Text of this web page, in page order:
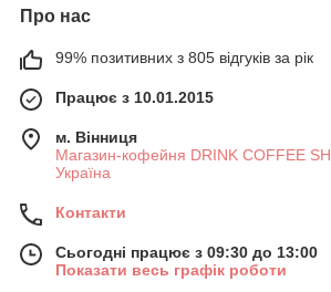
Про нас
99% позитивних з 805 відгуків за рік
Працює з 10.01.2015
м. Вінниця
Магазин-кофейня DRINK COFFEE
Україна
Контакти
Сьогодні працює з 09:30 до 13:00
Показати весь графік роботи